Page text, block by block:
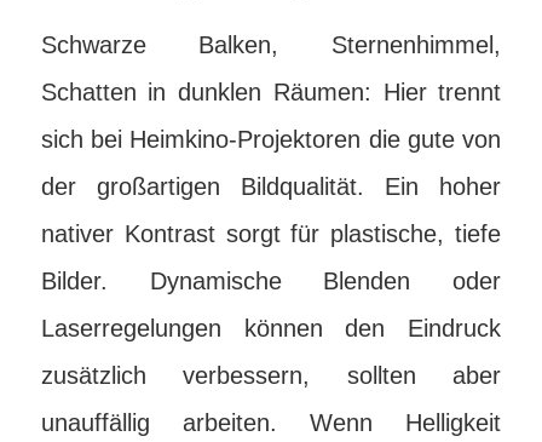
Schwarze Balken, Sternenhimmel,
Schatten in dunklen Räumen: Hier trennt
sich bei Heimkino-Projektoren die gute von
der großartigen Bildqualität. Ein hoher
nativer Kontrast sorgt für plastische, tiefe
Bilder. Dynamische Blenden oder
Laserregelungen können den Eindruck
zusätzlich verbessern, sollten aber
unauffällig arbeiten. Wenn Helligkeit